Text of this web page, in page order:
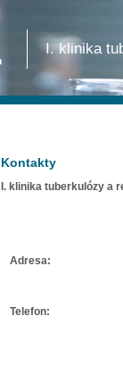
I. klinika
Kontakty
I. klinika tuberkulózy a
Adresa:
Telefon: